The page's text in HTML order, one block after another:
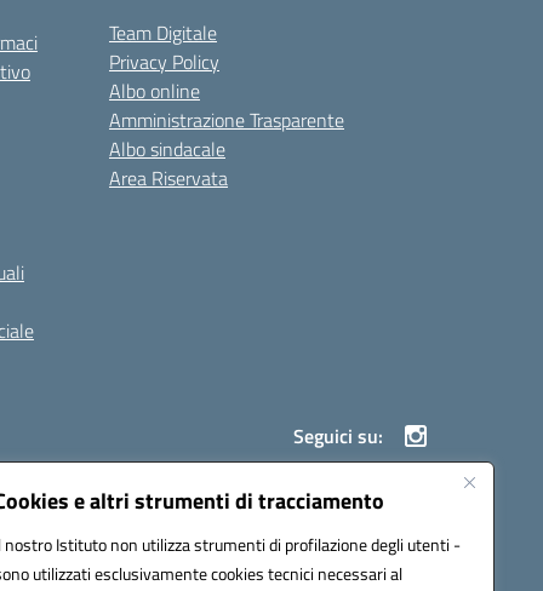
e altri strumenti di tracciamento
nostro Istituto non utilizza strumenti di profilazione degli utenti -
utilizzati esclusivamente cookies tecnici necessari al
Team Digitale
Privacy Policy
Albo online
Amministrazione Trasparente
Albo sindacale
Area Riservata
Seguici su: